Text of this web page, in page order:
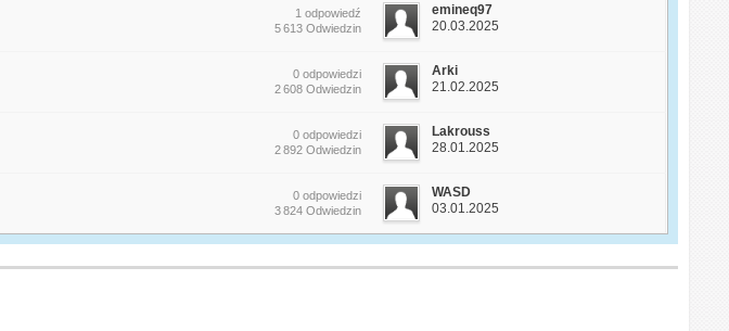
1 odpowiedź
5 613 Odwiedzin
emineq97
20.03.2025
0 odpowiedzi
2 608 Odwiedzin
Arki
21.02.2025
0 odpowiedzi
2 892 Odwiedzin
Lakrouss
28.01.2025
0 odpowiedzi
3 824 Odwiedzin
WASD
03.01.2025